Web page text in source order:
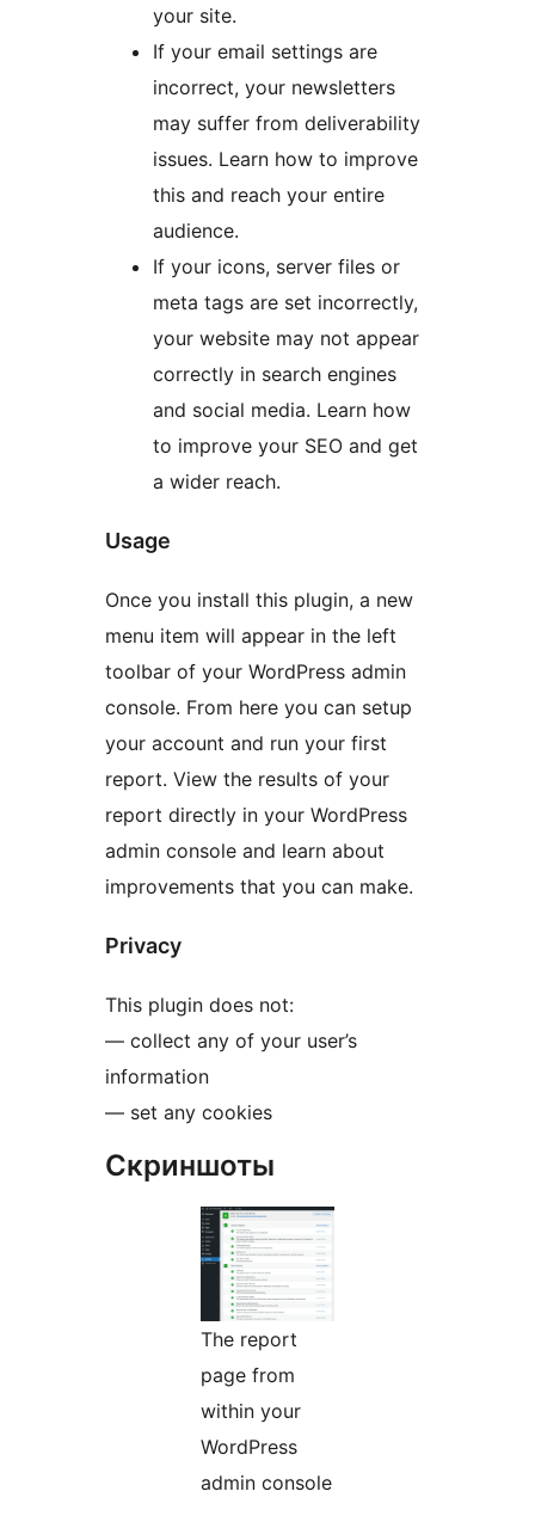
your site.
If your email settings are
incorrect, your newsletters
may suffer from deliverability
issues. Learn how to improve
this and reach your entire
audience.
If your icons, server files or
meta tags are set incorrectly,
your website may not appear
correctly in search engines
and social media. Learn how
to improve your SEO and get
a wider reach.
Usage
Once you install this plugin, a new
menu item will appear in the left
toolbar of your WordPress admin
console. From here you can setup
your account and run your first
report. View the results of your
report directly in your WordPress
admin console and learn about
improvements that you can make.
Privacy
This plugin does not:
— collect any of your user’s
information
— set any cookies
Скриншоты
The report
page from
within your
WordPress
admin console